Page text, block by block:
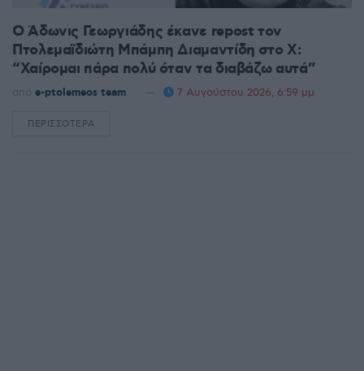
Ο Άδωνις Γεωργιάδης έκανε repost τον
Πτολεμαϊδιώτη Μπάμπη Διαμαντίδη στο X:
“Χαίρομαι πάρα πολύ όταν τα διαβάζω αυτά”
από e-ptolemeos team 7 Αυγούστου 2026, 6:59 μμ
ΠΕΡΙΣΣΌΤΕΡΑ